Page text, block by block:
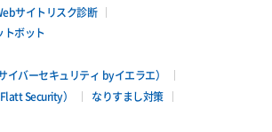
サイトリスク診断
トボット
イバーセキュリティ byイエラエ）
Security）
なりすまし対策